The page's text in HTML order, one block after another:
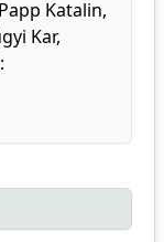
Katalin,
Kar,